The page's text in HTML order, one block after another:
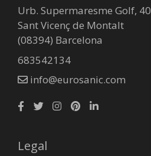
Urb. Supermaresme Golf, 40
Sant Vicenç de Montalt
(08394) Barcelona
683542134
info@eurosanic.com
Legal